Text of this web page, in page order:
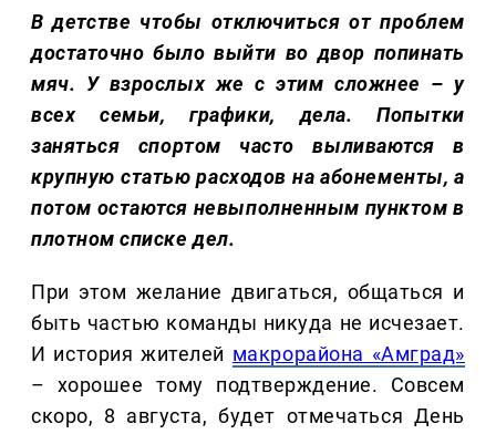
В детстве чтобы отключиться от проблем
достаточно было выйти во двор попинать
мяч. У взрослых же с этим сложнее – у
всех семьи, графики, дела. Попытки
заняться спортом часто выливаются в
крупную статью расходов на абонементы, а
потом остаются невыполненным пунктом в
плотном списке дел.
При этом желание двигаться, общаться и
быть частью команды никуда не исчезает.
И история жителей макрорайона «Амград»
– хорошее тому подтверждение. Совсем
скоро, 8 августа, будет отмечаться День